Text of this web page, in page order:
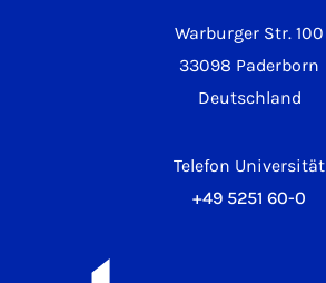
Warburger Str. 100
33098 Paderborn
Deutschland
Telefon Universität
+49 5251 60-0